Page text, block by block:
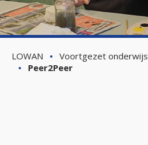
LOWAN Voortgezet onderwijs
Peer2Peer